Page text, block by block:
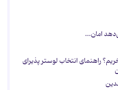
امان...
راهنمای انتخاب لوستر پذیرای